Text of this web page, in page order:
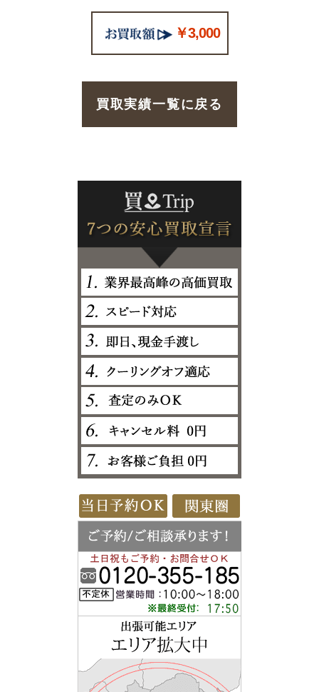
￥3,000
買取実績一覧に戻る